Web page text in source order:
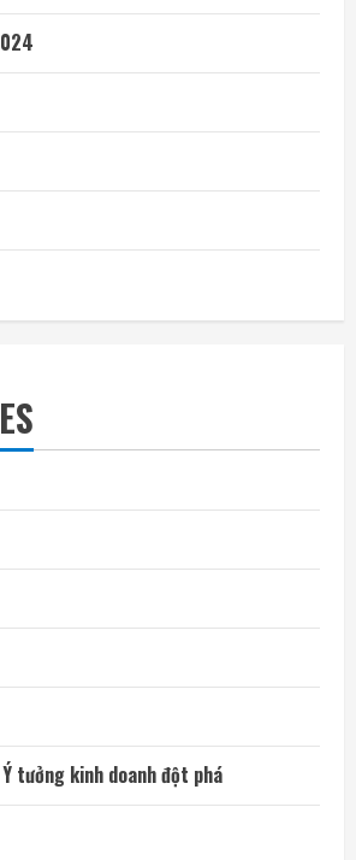
tưởng kinh doanh đột phá